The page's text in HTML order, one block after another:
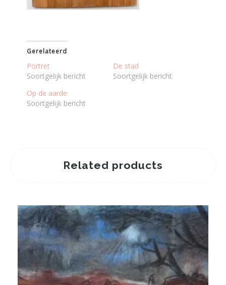
Gerelateerd
Portret
Soortgelijk bericht
De stad
Soortgelijk bericht
Op de aarde
Soortgelijk bericht
Related products